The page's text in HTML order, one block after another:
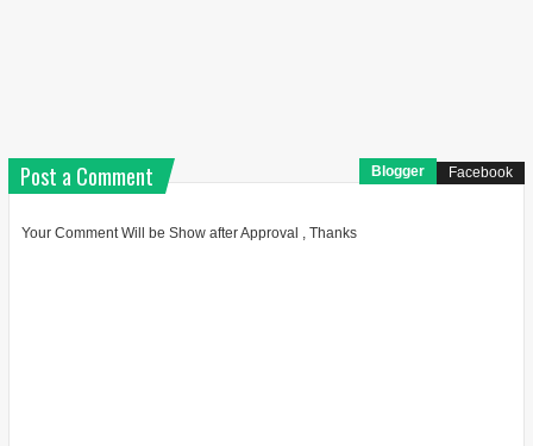
Post a Comment Blogger Facebook
Your Comment Will be Show after Approval , Thanks